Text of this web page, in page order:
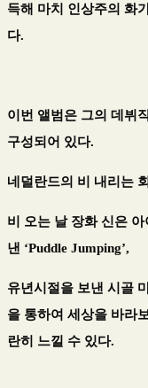
득해 마치 인상주의 화
다.
이번 앨범은 그의 데뷔
구성되어 있다.
네덜란드의 비 내리는
비 오는 날 장화 신은
낸 ‘Puddle Jumping’,
유년시절을 보낸 시골
을 통하여 세상을 바라
란히 느낄 수 있다.